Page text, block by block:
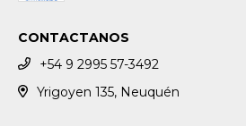
CONTACTANOS
+54 9 2995 57-3492
Yrigoyen 135, Neuquén